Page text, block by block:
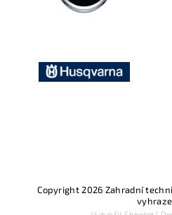
Copyright 2026 Zahradní